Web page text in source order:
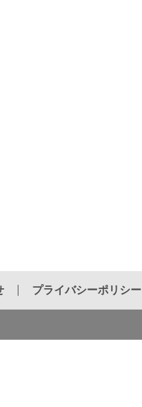
プライバシーポリシー